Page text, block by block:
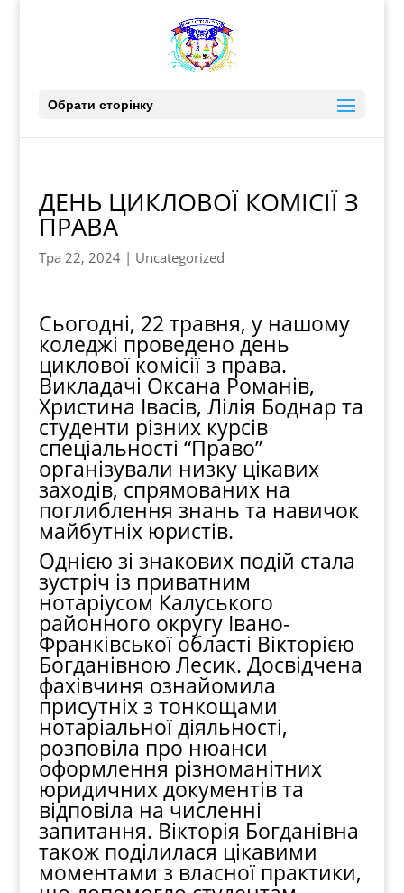
Обрати сторінку
ДЕНЬ ЦИКЛОВОЇ КОМІСІЇ З
ПРАВА
Тра 22, 2024| Uncategorized
Сьогодні, 22 травня, у нашому
коледжі проведено день
циклової комісії з права.
Викладачі Оксана Романів,
Христина Івасів, Лілія Боднар та
студенти різних курсів
спеціальності “Право”
організували низку цікавих
заходів, спрямованих на
поглиблення знань та навичок
майбутніх юристів.
Однією зі знакових подій стала
зустріч із приватним
нотаріусом Калуського
районного округу Івано-
Франківської області Вікторією
Богданівною Лесик. Досвідчена
фахівчиня ознайомила
присутніх з тонкощами
нотаріальної діяльності,
розповіла про нюанси
оформлення різноманітних
юридичних документів та
відповіла на численні
запитання. Вікторія Богданівна
також поділилася цікавими
моментами з власної практики,